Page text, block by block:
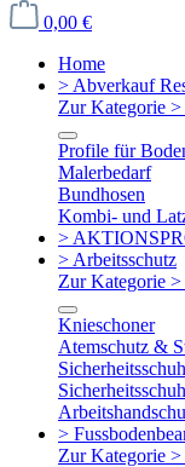
0,00 €
Home
> Abverkauf
Zur Kategorie >
Profile für
Malerbedarf
Bundhosen
Kombi- und
>
> Arbeitsschutz
Zur Kategorie
Knieschoner
Atemschutz &
>
Zur Kategorie >